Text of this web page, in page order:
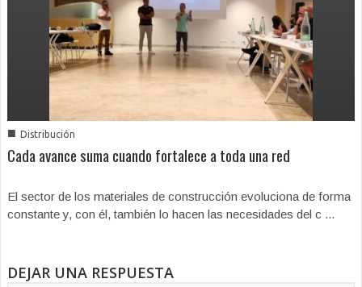
■ Distribución
Cada avance suma cuando fortalece a toda una red
El sector de los materiales de construcción evoluciona de forma
constante y, con él, también lo hacen las necesidades del c ...
DEJAR UNA RESPUESTA